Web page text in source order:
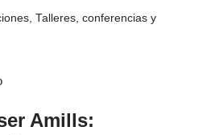
, Talleres, conferencias y
Amills: